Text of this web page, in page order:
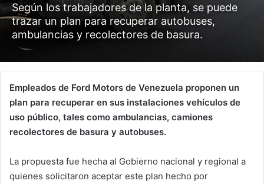
Según los trabajadores de la planta, se puede
trazar un plan para recuperar autobuses,
ambulancias y recolectores de basura.
Empleados de Ford Motors de Venezuela proponen un
plan para recuperar en sus instalaciones vehículos de
uso público, tales como ambulancias, camiones
recolectores de basura y autobuses.
La propuesta fue hecha al Gobierno nacional y regional a
quienes solicitaron aceptar este plan hecho por